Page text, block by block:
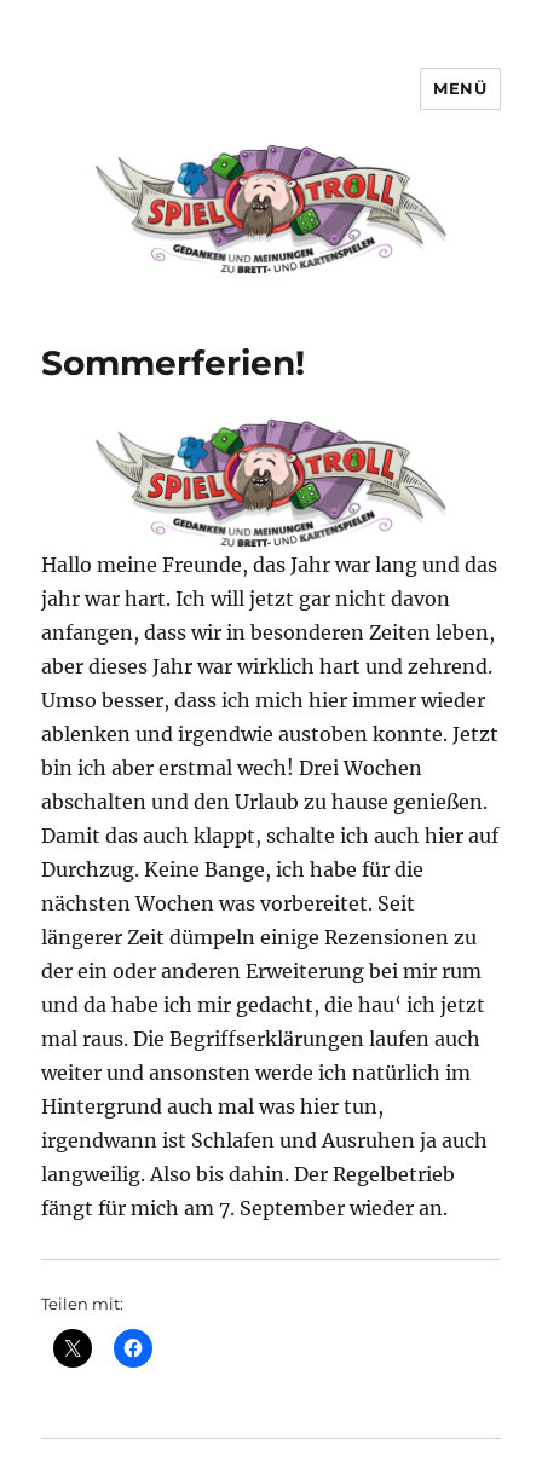
MENÜ
Sommerferien!
Hallo meine Freunde, das Jahr war lang und das
jahr war hart. Ich will jetzt gar nicht davon
anfangen, dass wir in besonderen Zeiten leben,
aber dieses Jahr war wirklich hart und zehrend.
Umso besser, dass ich mich hier immer wieder
ablenken und irgendwie austoben konnte. Jetzt
bin ich aber erstmal wech! Drei Wochen
abschalten und den Urlaub zu hause genießen.
Damit das auch klappt, schalte ich auch hier auf
Durchzug. Keine Bange, ich habe für die
nächsten Wochen was vorbereitet. Seit
längerer Zeit dümpeln einige Rezensionen zu
der ein oder anderen Erweiterung bei mir rum
und da habe ich mir gedacht, die hau‘ ich jetzt
mal raus. Die Begriffserklärungen laufen auch
weiter und ansonsten werde ich natürlich im
Hintergrund auch mal was hier tun,
irgendwann ist Schlafen und Ausruhen ja auch
langweilig. Also bis dahin. Der Regelbetrieb
fängt für mich am 7. September wieder an.
Teilen mit: